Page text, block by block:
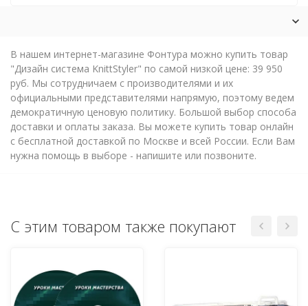
В нашем интернет-магазине Фонтура можно купить товар
"Дизайн система KnittStyler" по самой низкой цене: 39 950
руб. Мы сотрудничаем с производителями и их
официальными представителями напрямую, поэтому ведем
демократичную ценовую политику. Большой выбор способа
доставки и оплаты заказа. Вы можете купить товар онлайн
с бесплатной доставкой по Москве и всей России. Если Вам
нужна помощь в выборе - напишите или позвоните.
С этим товаром также покупают